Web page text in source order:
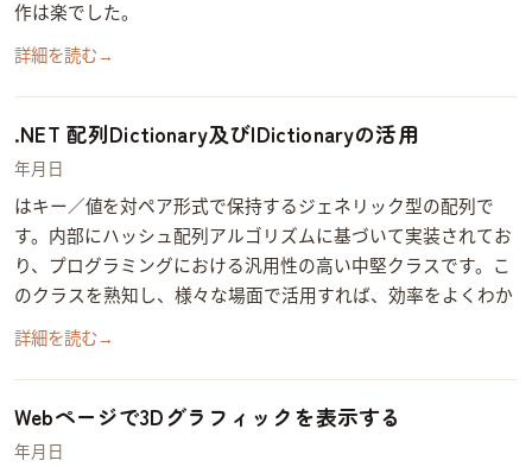
作は楽でした。
詳細を読む →
.NET 配列Dictionary及びIDictionaryの活用
2014年10月28日
Dictionaryはキー(Key)／値(Value)を1対1ペア形式で保持するジェネリック型の配列で
す。内部にハッシュ配列アルゴリズムに基づいて実装されてお
り、.NETプログラミングにおける汎用性の高い中堅クラスです。 こ
のクラスを熟知し、様々な場面で活用すれば、効率をよくわか
りやすいプログラミングの作成ができます。…
詳細を読む →
Webページで3Dグラフィックを表示する
2014年10月20日